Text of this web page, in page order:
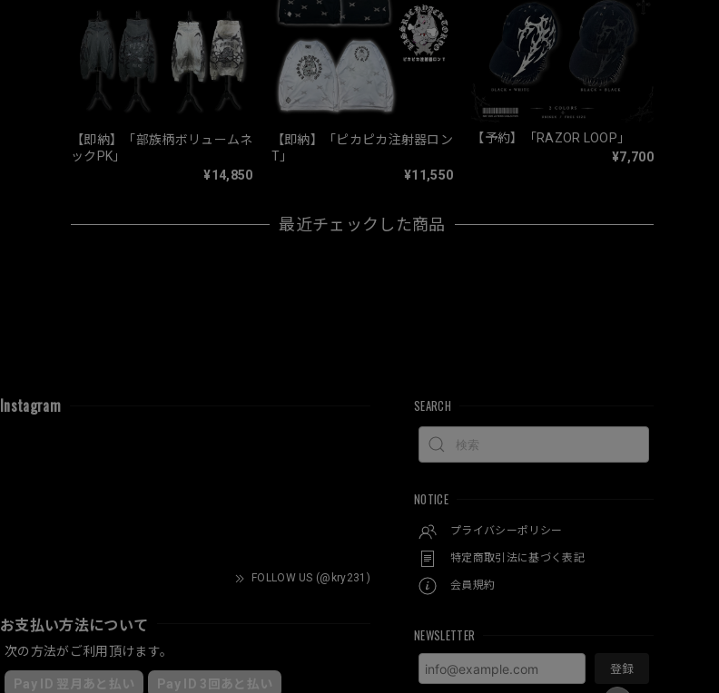
【即納】「部族柄ボリュームネ
ックPK」
¥14,850
【即納】「ピカピカ注射器ロン
T」
¥11,550
【予約】「RAZOR LOOP」
¥7,700
最近チェックした商品
Instagram
FOLLOW US (@kry231)
お支払い方法について
次の方法がご利用頂けます。
Pay ID 翌月あと払い Pay ID 3回あと払い
SEARCH
NOTICE
プライバシーポリシー
特定商取引法に基づく表記
会員規約
NEWSLETTER
登録